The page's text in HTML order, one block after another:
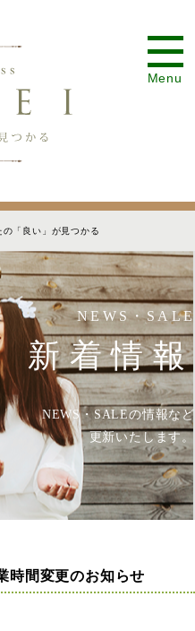
Menu
「良い」が見つかる
NEWS・SALE
新着情報
NEWS・SALEの情報など
更新いたします。
間変更のお知らせ